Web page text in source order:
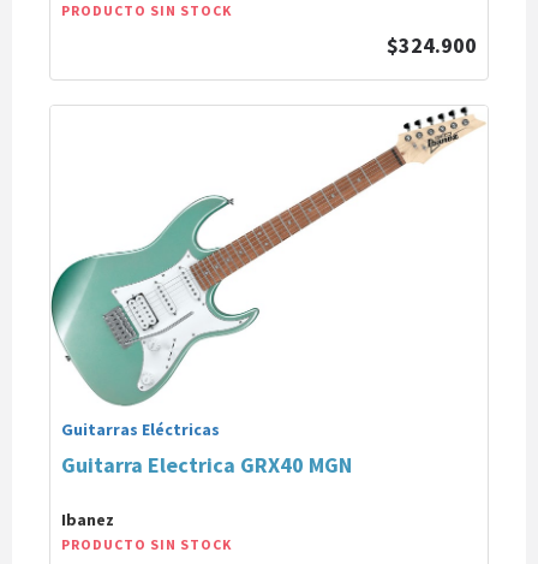
PRODUCTO SIN STOCK
$324.900
Guitarras Eléctricas
Guitarra Electrica GRX40 MGN
Ibanez
PRODUCTO SIN STOCK